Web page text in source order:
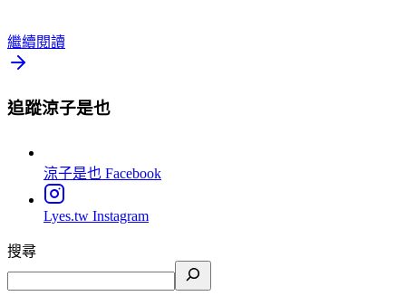
繼續閱讀
追蹤涼子是也
涼子是也 Facebook
Lyes.tw Instagram
搜尋